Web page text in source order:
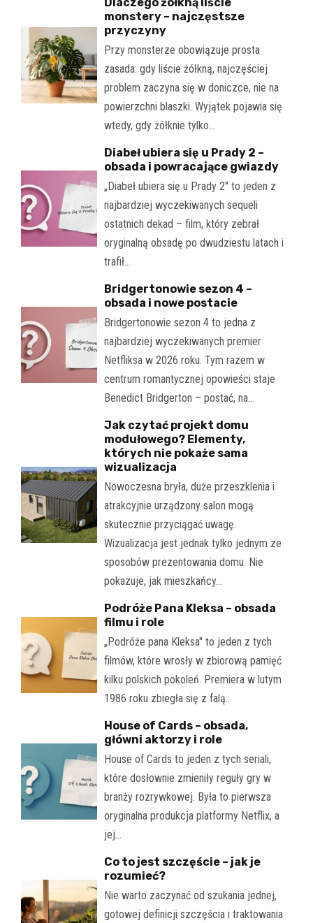
monstery – najczęstsze
przyczyny
Przy monsterze obowiązuje prosta
zasada: gdy liście żółkną, najczęściej
problem zaczyna się w doniczce, nie na
powierzchni blaszki. Wyjątek pojawia się
wtedy, gdy żółknie tylko…
Diabeł ubiera się u Prady 2 –
obsada i powracające gwiazdy
„Diabeł ubiera się u Prady 2" to jeden z
najbardziej wyczekiwanych sequeli
ostatnich dekad – film, który zebrał
oryginalną obsadę po dwudziestu latach i
trafił…
Bridgertonowie sezon 4 –
obsada i nowe postacie
Bridgertonowie sezon 4 to jedna z
najbardziej wyczekiwanych premier
Netfliksa w 2026 roku. Tym razem w
centrum romantycznej opowieści staje
Benedict Bridgerton – postać, na…
Jak czytać projekt domu
modułowego? Elementy,
których nie pokaże sama
wizualizacja
Nowoczesna bryła, duże przeszklenia i
atrakcyjnie urządzony salon mogą
skutecznie przyciągać uwagę.
Wizualizacja jest jednak tylko jednym ze
sposobów prezentowania domu. Nie
pokazuje, jak mieszkańcy…
Podróże Pana Kleksa – obsada
filmu i role
„Podróże pana Kleksa" to jeden z tych
filmów, które wrosły w zbiorową pamięć
kilku polskich pokoleń. Premiera w lutym
1986 roku zbiegła się z falą…
House of Cards – obsada,
główni aktorzy i role
House of Cards to jeden z tych seriali,
które dosłownie zmieniły reguły gry w
branży rozrywkowej. Była to pierwsza
oryginalna produkcja platformy Netflix, a
jej…
Co to jest szczęście – jak je
rozumieć?
Nie warto zaczynać od szukania jednej,
gotowej definicji szczęścia i traktowania